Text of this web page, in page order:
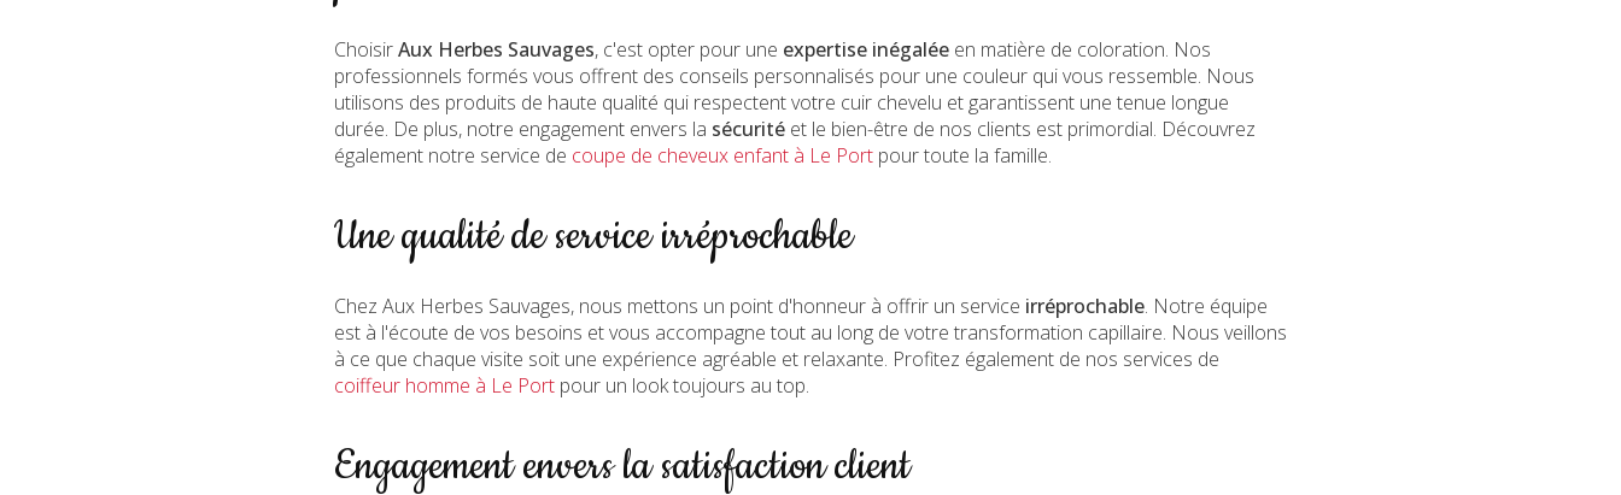
ChoisirAux Herbes Sauvages, c'est opter pour une expertise inégalée en matière de coloration. Nos
professionnels formés vous offrent des conseils personnalisés pour une couleur qui vous ressemble. Nous
utilisons des produits de haute qualité qui respectent votre cuir chevelu et garantissent une tenue longue
durée. De plus, notre engagement envers la sécurité et le bien-être de nos clients est primordial. Découvrez
également notre service de coupe de cheveux enfant à Le Port pour toute la famille.
Une qualité de service irréprochable
Chez Aux Herbes Sauvages, nous mettons un point d'honneur à offrir un service irréprochable. Notre équipe
est à l'écoute de vos besoins et vous accompagne tout au long de votre transformation capillaire. Nous veillons
à ce que chaque visite soit une expérience agréable et relaxante. Profitez également de nos services de
coiffeur homme à Le Port pour un look toujours au top.
Engagement envers la satisfaction client